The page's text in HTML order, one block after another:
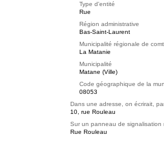
Type d'entité
Rue
Région administrative
Bas-Saint-Laurent
Municipalité régionale de
La Matanie
Municipalité
Matane (Ville)
Code géographique de la
08053
Dans une adresse, on écrirait,
10, rue Rouleau
Sur un panneau de signalisation
Rue Rouleau